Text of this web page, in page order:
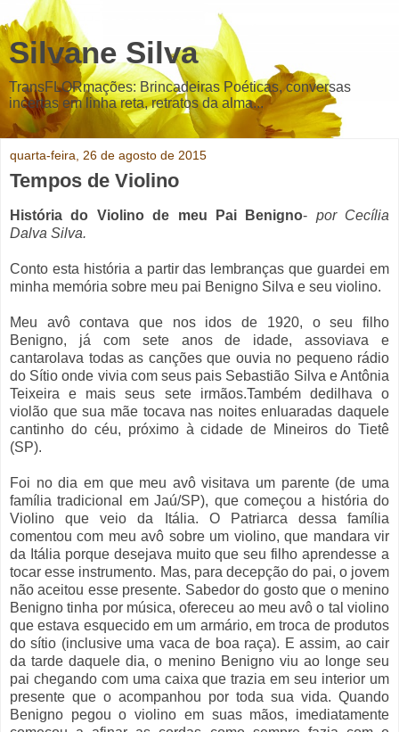
Silvane Silva
TransFLORmações: Brincadeiras Poéticas, conversas
incertas em linha reta, retratos da alma...
quarta-feira, 26 de agosto de 2015
Tempos de Violino
História do Violino de meu Pai Benigno- por Cecília
Dalva Silva.
Conto esta história a partir das lembranças que guardei em
minha memória sobre meu pai Benigno Silva e seu violino.
Meu avô contava que nos idos de 1920, o seu filho
Benigno, já com sete anos de idade, assoviava e
cantarolava todas as canções que ouvia no pequeno rádio
do Sítio onde vivia com seus pais Sebastião Silva e Antônia
Teixeira e mais seus sete irmãos.Também dedilhava o
violão que sua mãe tocava nas noites enluaradas daquele
cantinho do céu, próximo à cidade de Mineiros do Tietê
(SP).
Foi no dia em que meu avô visitava um parente (de uma
família tradicional em Jaú/SP), que começou a história do
Violino que veio da Itália. O Patriarca dessa família
comentou com meu avô sobre um violino, que mandara vir
da Itália porque desejava muito que seu filho aprendesse a
tocar esse instrumento. Mas, para decepção do pai, o jovem
não aceitou esse presente. Sabedor do gosto que o menino
Benigno tinha por música, ofereceu ao meu avô o tal violino
que estava esquecido em um armário, em troca de produtos
do sítio (inclusive uma vaca de boa raça). E assim, ao cair
da tarde daquele dia, o menino Benigno viu ao longe seu
pai chegando com uma caixa que trazia em seu interior um
presente que o acompanhou por toda sua vida. Quando
Benigno pegou o violino em suas mãos, imediatamente